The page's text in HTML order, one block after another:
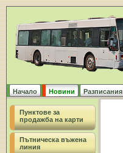
Начало Новини Разписания
Пунктове за
продажба на карти
Пътническа въжена
линия